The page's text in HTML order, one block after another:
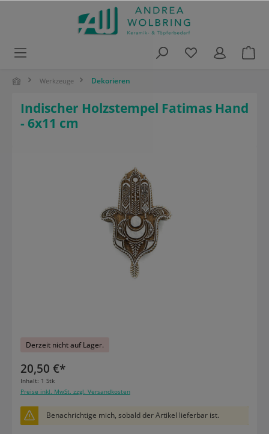
Werkzeuge Dekorieren
Indischer Holzstempel Fatimas Hand
- 6x11 cm
Derzeit nicht auf Lager.
20,50 €*
Inhalt: 1 Stk
Preise inkl. MwSt. zzgl. Versandkosten
Benachrichtige mich, sobald der Artikel lieferbar ist.